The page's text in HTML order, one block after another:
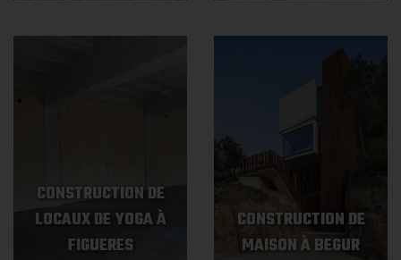
CONSTRUCTION DE
LOCAUX DE YOGA À
FIGUERES
CONSTRUCTION DE
MAISON À BEGUR